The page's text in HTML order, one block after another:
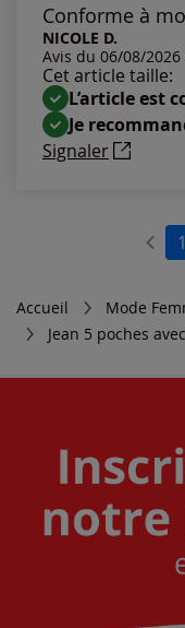
Conforme à
NICOLE D.
Avis du 06/08/
Cet article taille:
L’article est
Je
Signaler
1
Accueil Mode
Jean 5 poches